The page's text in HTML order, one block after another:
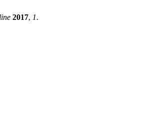
2017, 1.